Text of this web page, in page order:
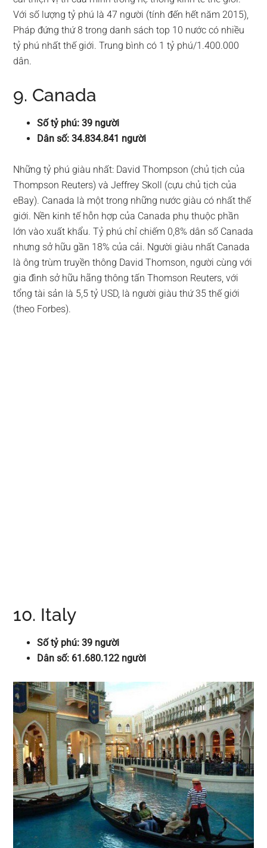
Với số lượng tỷ phú là 47 người (tính đến hết năm 2015),
Pháp đứng thứ 8 trong danh sách top 10 nước có nhiều
tỷ phú nhất thế giới. Trung bình có 1 tỷ phú/1.400.000
dân.
9. Canada
Số tỷ phú: 39 người
Dân số: 34.834.841 người
Những tỷ phú giàu nhất: David Thompson (chủ tịch của
Thompson Reuters) và Jeffrey Skoll (cựu chủ tịch của
eBay). Canada là một trong những nước giàu có nhất thế
giới. Nền kinh tế hỗn hợp của Canada phụ thuộc phần
lớn vào xuất khẩu. Tỷ phú chỉ chiếm 0,8% dân số Canada
nhưng sở hữu gần 18% của cải. Người giàu nhất Canada
là ông trùm truyền thông David Thomson, người cùng với
gia đình sở hữu hãng thông tấn Thomson Reuters, với
tổng tài sản là 5,5 tỷ USD, là người giàu thứ 35 thế giới
(theo Forbes).
10. Italy
Số tỷ phú: 39 người
Dân số: 61.680.122 người